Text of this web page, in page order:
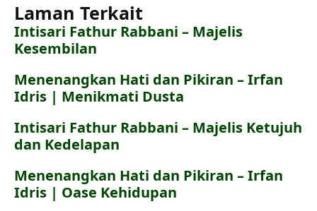
Laman Terkait
Intisari Fathur Rabbani – Majelis
Kesembilan
Menenangkan Hati dan Pikiran – Irfan
Idris | Menikmati Dusta
Intisari Fathur Rabbani – Majelis Ketujuh
dan Kedelapan
Menenangkan Hati dan Pikiran – Irfan
Idris | Oase Kehidupan